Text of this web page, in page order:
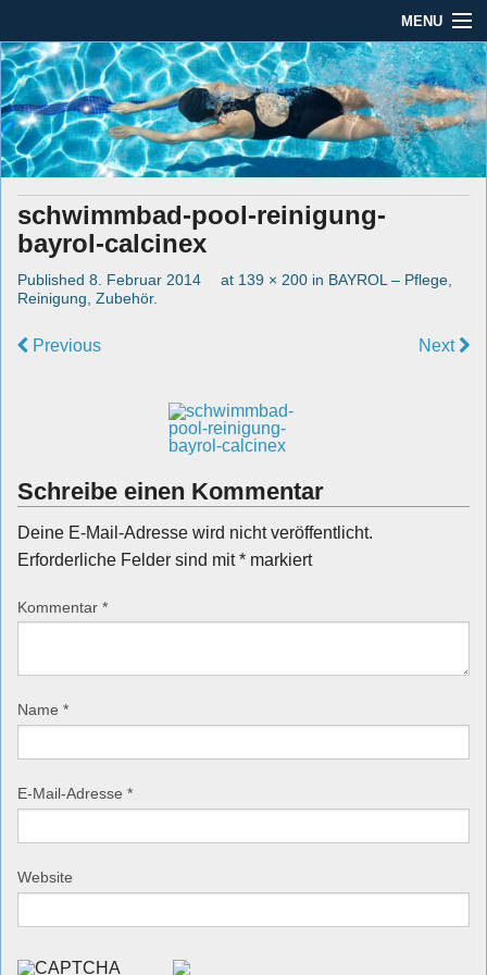
MENU
Dauber Schwimmanlagen GmbH
Leistungen
Service
Produkte
Öffnungszeiten
Impressum / Datenschutz
Dauber Schwimmanlagen
GmbH
Seit mehr als 45 Jahren im Rhein-Main-Gebiet
schwimmbad-pool-reinigung-
bayrol-calcinex
Published 8. Februar 2014 at 139 × 200 in BAYROL – Pflege,
Reinigung, Zubehör.
Previous Next
Schreibe einen Kommentar
Deine E-Mail-Adresse wird nicht veröffentlicht.
Erforderliche Felder sind mit* markiert
Kommentar *
Name *
E-Mail-Adresse *
Website